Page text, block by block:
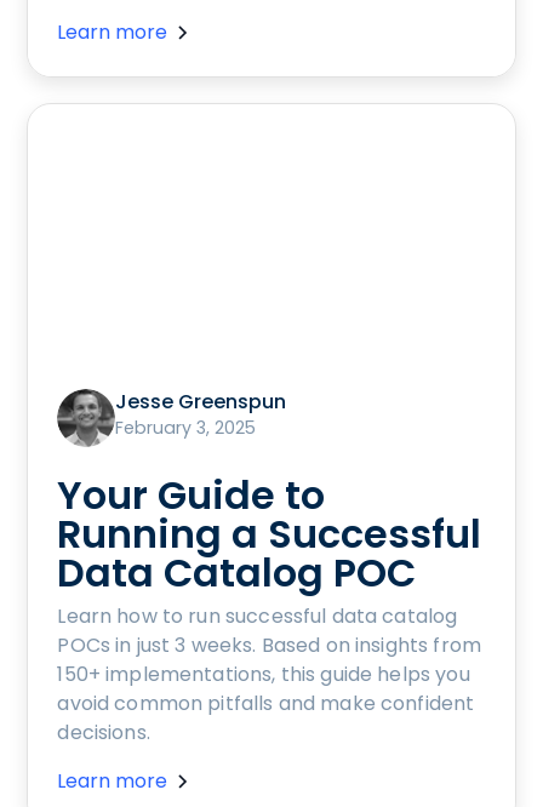
Learn more
Jesse Greenspun
February 3, 2025
Your Guide to
Running a Successful
Data Catalog POC
Learn how to run successful data catalog
POCs in just 3 weeks. Based on insights from
150+ implementations, this guide helps you
avoid common pitfalls and make confident
decisions.
Learn more